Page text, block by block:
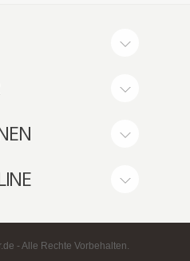
- Alle Rechte Vorbehalten.